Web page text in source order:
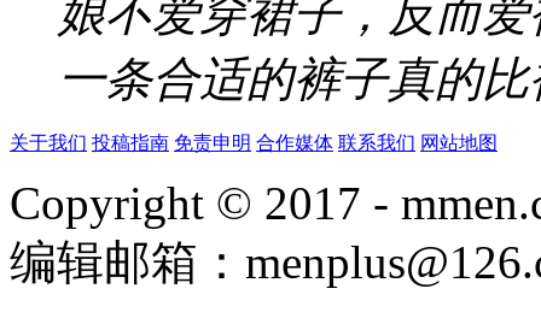
娘不爱穿裙子，反而
一条合适的裤子真的
关于我们 投稿指南 免责申明 合作媒体 联系我们 网站地图
Copyright © 2017 -
编辑邮箱：